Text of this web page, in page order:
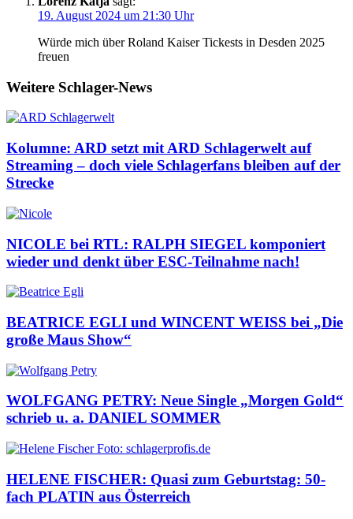
19. August 2024 um 21:30 Uhr
Würde mich über Roland Kaiser Tickests in Desden 2025
freuen
Weitere Schlager-News
Kolumne: ARD setzt mit ARD Schlagerwelt auf
Streaming – doch viele Schlagerfans bleiben auf der
Strecke
NICOLE bei RTL: RALPH SIEGEL komponiert
wieder und denkt über ESC-Teilnahme nach!
BEATRICE EGLI und WINCENT WEISS bei „Die
große Maus Show“
WOLFGANG PETRY: Neue Single „Morgen Gold“
schrieb u. a. DANIEL SOMMER
HELENE FISCHER: Quasi zum Geburtstag: 50-
fach PLATIN aus Österreich